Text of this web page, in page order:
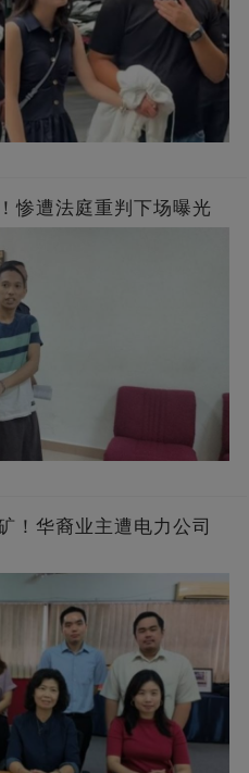
惨遭法庭重判下场曝光
！华裔业主遭电力公司